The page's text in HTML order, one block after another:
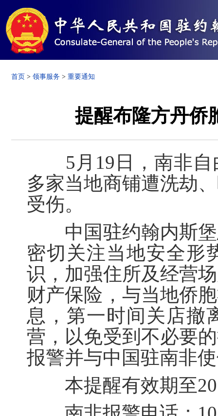
首页 > 领事服务 > 重要通知
提醒布隆方丹侨
5月19日，南非自
多家当地商铺遭洗劫
受伤。
中国驻约翰内斯堡
密切关注当地安全形
识，加强住所及经营
财产保险，与当地侨
息，第一时间关店撤
营，以免受到不必要
报警并与中国驻南非
本提醒有效期至